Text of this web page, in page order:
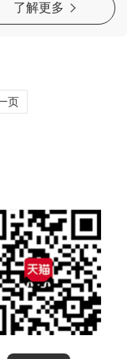
了解更多
页